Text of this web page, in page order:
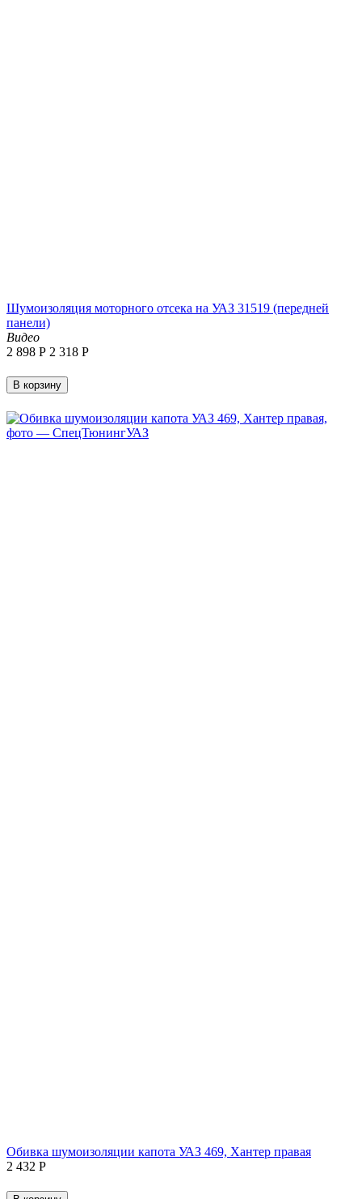
Шумоизоляция моторного отсека на УАЗ 31519 (передней
панели)
Видео
2 898 Р 2 318 Р
В корзину
Обивка шумоизоляции капота УАЗ 469, Хантер правая
2 432 Р